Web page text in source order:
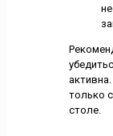
только
столе.